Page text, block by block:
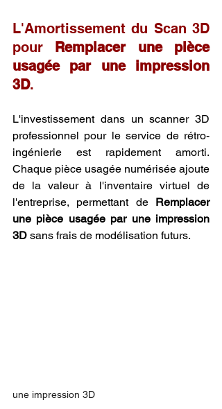
L'Amortissement du Scan 3D
pour Remplacer une pièce
usagée par une impression
3D.
L'investissement dans un scanner 3D
professionnel pour le service de rétro-
ingénierie est rapidement amorti.
Chaque pièce usagée numérisée ajoute
de la valeur à l'inventaire virtuel de
l'entreprise, permettant de Remplacer
une pièce usagée par une impression
3D sans frais de modélisation futurs.
une impression 3D